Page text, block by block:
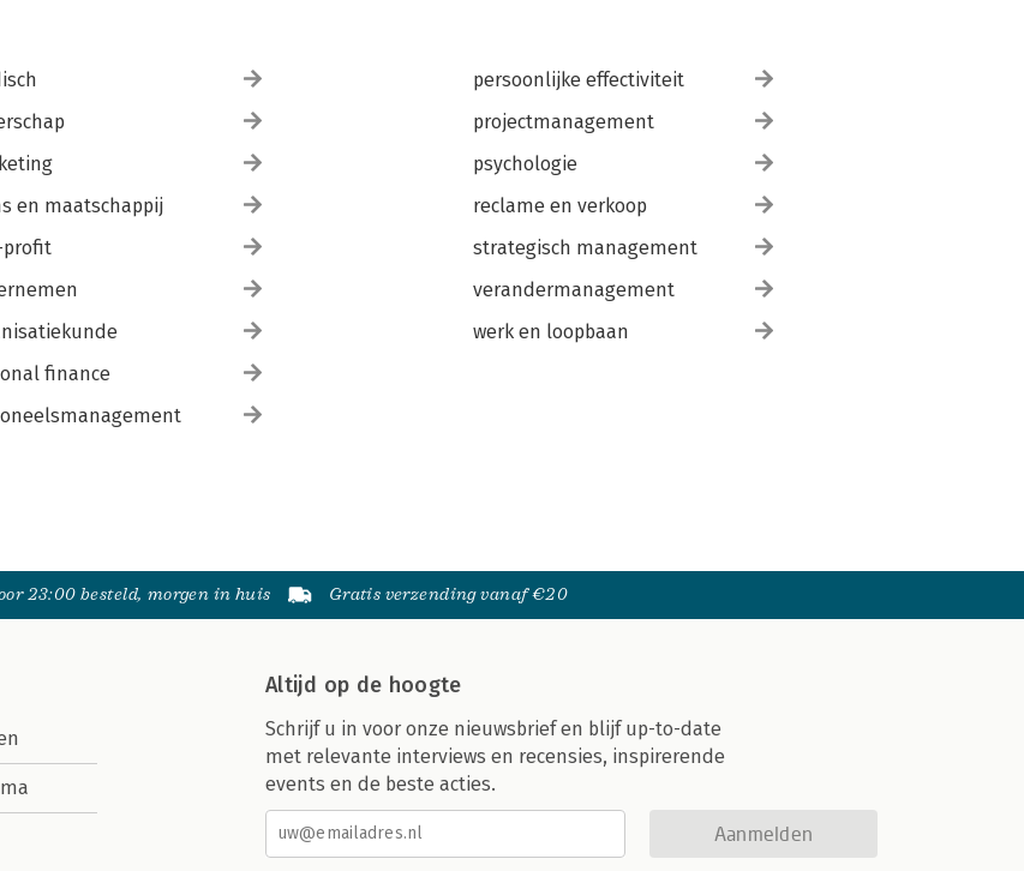
en maatschappij
profit
finance
persoonlijke effectiviteit
projectmanagement
psychologie
reclame en verkoop
strategisch management
verandermanagement
werk en loopbaan
23:00 besteld, morgen in huis Gratis verzending vanaf €20
Altijd op de hoogte
Schrijf u in voor onze nieuwsbrief en blijf up-to-date
met relevante interviews en recensies, inspirerende
events en de beste acties.
Aanmelden